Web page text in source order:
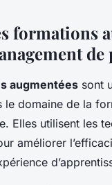
formations
de
augmentées sont
le domaine de la
Elles utilisent les
améliorer